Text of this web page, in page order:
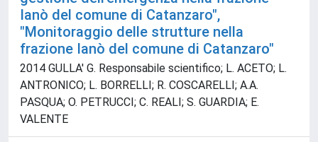
Ianò del comune di Catanzaro",
"Monitoraggio delle strutture nella
frazione Ianò del comune di Catanzaro"
2014 GULLA' G. Responsabile scientifico; L. ACETO; L.
ANTRONICO; L. BORRELLI; R. COSCARELLI; A.A.
PASQUA; O. PETRUCCI; C. REALI; S. GUARDIA; E.
VALENTE